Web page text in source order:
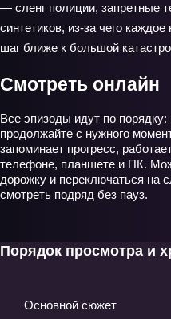
— сленг полиции, запретные
синтетиков, из‑за чего
шаг ближе к большой
Смотреть онлайн
Все эпизоды идут по
продолжайте с нужного
запоминает прогресс,
телефоне, планшете и ПК.
дорожку и переключаться на
смотреть подряд без пауз.
Порядок просмотра и
Основной сюжет